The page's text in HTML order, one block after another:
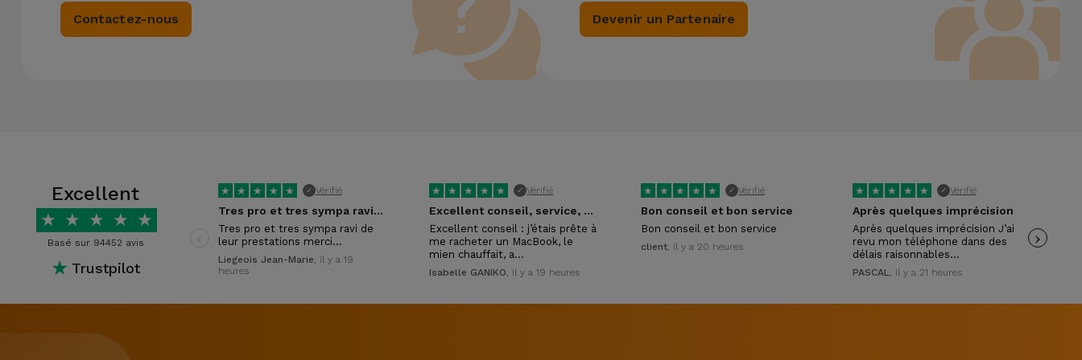
Contactez-nous Devenir un Partenaire
Excellent
★ ★ ★ ★ ★
Basé sur 94452 avis
★ Trustpilot
★ ★ ★ ★ ★ ✓ Vérifié
Tres pro et tres sympa ravi de leur…
Tres pro et tres sympa ravi de
leur prestations merci…
Liegeois Jean-Marie, il y a 19
heures
★ ★ ★ ★ ★ ✓ Vérifié
Excellent conseil, service, rapide, accueil sympa
Excellent conseil : j’étais prête à
me racheter un MacBook, le
mien chauffait, a…
Isabelle GANIKO, il y a 19 heures
★ ★ ★ ★ ★ ✓ Vérifié
Bon conseil et bon service
Bon conseil et bon service
client, il y a 20 heures
★ ★ ★ ★ ★ ✓ Vérifié
Après quelques imprécision
Après quelques imprécision J’ai
revu mon téléphone dans des
délais raisonnables…
PASCAL, il y a 21 heures
›